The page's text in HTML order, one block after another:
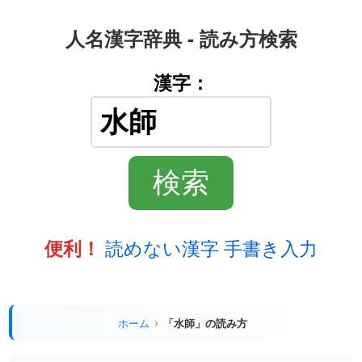
人名漢字辞典 - 読み方検索
漢字：
便利！ 読めない漢字 手書き入力
ホーム 「水師」の読み方